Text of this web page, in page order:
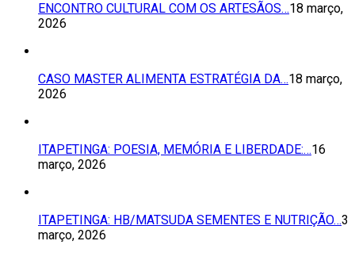
ENCONTRO CULTURAL COM OS ARTESÃOS…18 março,
2026
CASO MASTER ALIMENTA ESTRATÉGIA DA…18 março,
2026
ITAPETINGA: POESIA, MEMÓRIA E LIBERDADE:…16
março, 2026
ITAPETINGA: HB/MATSUDA SEMENTES E NUTRIÇÃO…3
março, 2026